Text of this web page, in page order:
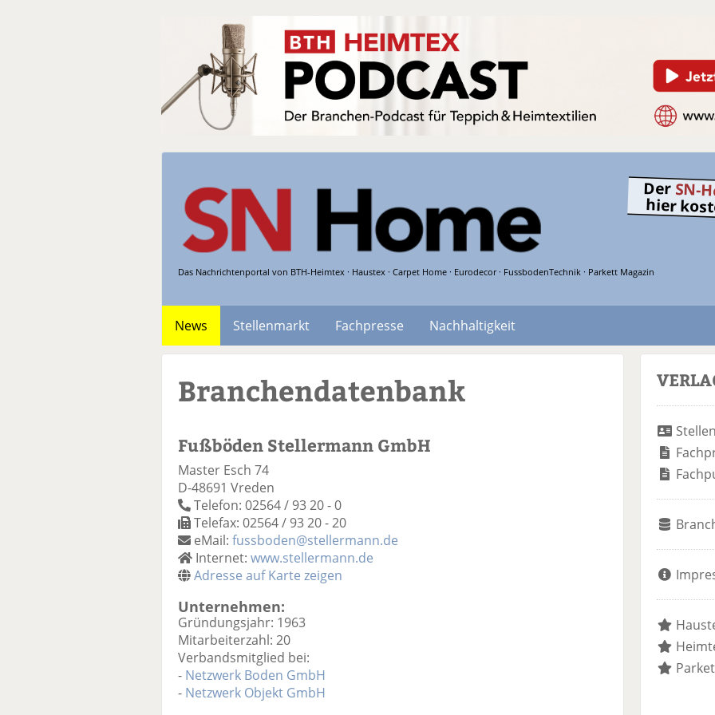
Das Nachrichtenportal von BTH-Heimtex · Haustex · Carpet Home · Eurodecor · FussbodenTechnik · Parkett Magazin
Der SN-
hier
News Stellenmarkt Fachpresse
Nachhaltigkeit
Branchendatenbank
Fußböden Stellermann GmbH
Master Esch 74
D-48691 Vreden
Telefon: 02564 / 93 20 - 0
Telefax: 02564 / 93 20 - 20
eMail: fussboden@stellermann.de
Internet: www.stellermann.de
Adresse auf Karte zeigen
Unternehmen:
Gründungsjahr: 1963
Mitarbeiterzahl: 20
Verbandsmitglied bei:
- Netzwerk Boden GmbH
- Netzwerk Objekt GmbH